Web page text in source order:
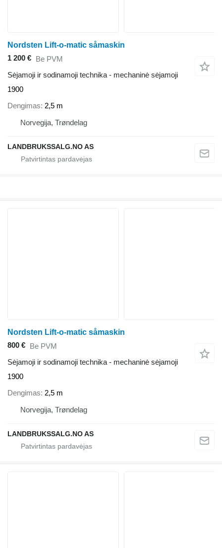
Nordsten Lift-o-matic såmaskin
1 200 € Be PVM
Sėjamoji ir sodinamoji technika - mechaninė sėjamoji
1900
Dengimas 2,5 m
Norvegija, Trøndelag
LANDBRUKSSALG.NO AS
Nordsten Lift-o-matic såmaskin
800 € Be PVM
Sėjamoji ir sodinamoji technika - mechaninė sėjamoji
1900
Dengimas 2,5 m
Norvegija, Trøndelag
LANDBRUKSSALG.NO AS